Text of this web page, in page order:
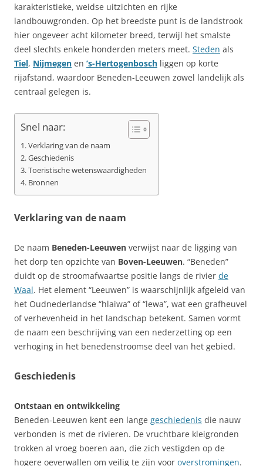
karakteristieke, weidse uitzichten en rijke
landbouwgronden. Op het breedste punt is de landstrook
hier ongeveer acht kilometer breed, terwijl het smalste
deel slechts enkele honderden meters meet. Steden als
Tiel, Nijmegen en ’s-Hertogenbosch liggen op korte
rijafstand, waardoor Beneden-Leeuwen zowel landelijk als
centraal gelegen is.
Snel naar:
Verklaring van de naam
Geschiedenis
Toeristische wetenswaardigheden
Bronnen
Verklaring van de naam
De naam Beneden-Leeuwen verwijst naar de ligging van
het dorp ten opzichte van Boven-Leeuwen. “Beneden”
duidt op de stroomafwaartse positie langs de rivier de
Waal. Het element “Leeuwen” is waarschijnlijk afgeleid van
het Oudnederlandse “hlaiwa” of “lewa”, wat een grafheuvel
of verhevenheid in het landschap betekent. Samen vormt
de naam een beschrijving van een nederzetting op een
verhoging in het benedenstroomse deel van het gebied.
Geschiedenis
Ontstaan en ontwikkeling
Beneden-Leeuwen kent een lange geschiedenis die nauw
verbonden is met de rivieren. De vruchtbare kleigronden
trokken al vroeg boeren aan, die zich vestigden op de
hogere oeverwallen om veilig te zijn voor overstromingen.